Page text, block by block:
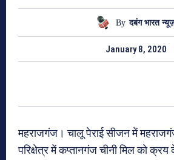
By दबंग भारत
January 8, 2020
महराजगंज। चालू पेराई सीजन में
परिक्षेत्र में कप्तानगंज चीनी मिल को क्रय